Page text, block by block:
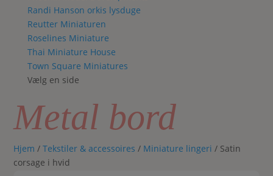
Randi Hanson orkis lysduge
Reutter Miniaturen
Roselines Miniature
Thai Miniature House
Town Square Miniatures
Vælg en side
Metal bord
Hjem /Tekstiler & accessoires / Miniature lingeri / Satin
corsage i hvid